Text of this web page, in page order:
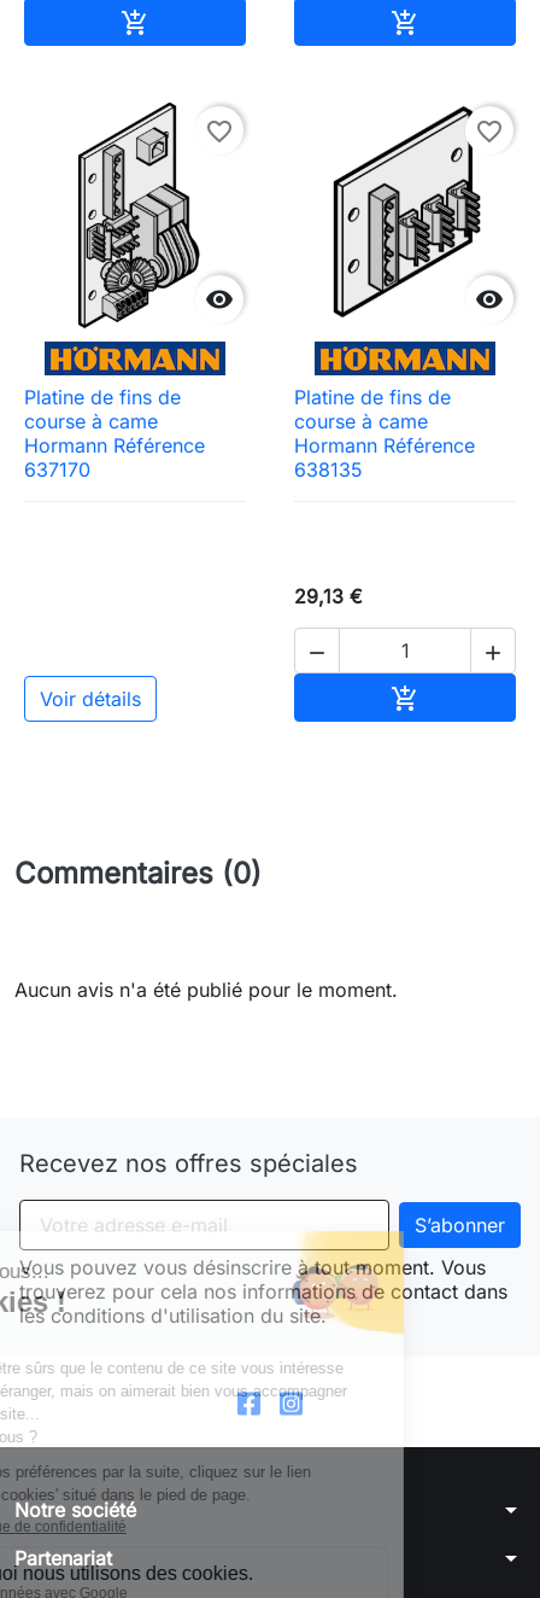
 

favorite_border
Platine de fins de
course à came
Hormann Référence
637170
Voir détails

favorite_border
Platine de fins de
course à came
Hormann Référence
638135
29,13 €
 

Commentaires (0)
Aucun avis n'a été publié pour le moment.
Recevez nos offres spéciales
Vous pouvez vous désinscrire à tout moment. Vous
trouverez pour cela nos informations de contact dans
les conditions d'utilisation du site.
Notre société arrow_drop_down
Partenariat arrow_drop_down